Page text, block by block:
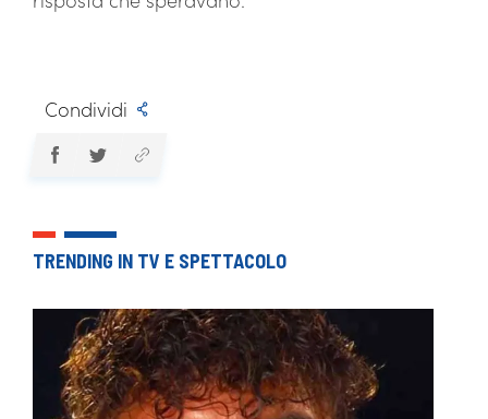
Condividi
TRENDING IN TV E SPETTACOLO